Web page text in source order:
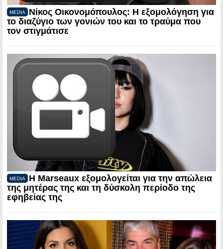
MEDIA
Νίκος Οικονομόπουλος: Η εξομολόγηση για
το διαζύγιο των γονιών του και το τραύμα που
τον στιγμάτισε
MEDIA
Η Marseaux εξομολογείται για την απώλεια
της μητέρας της και τη δύσκολη περίοδο της
εφηβείας της